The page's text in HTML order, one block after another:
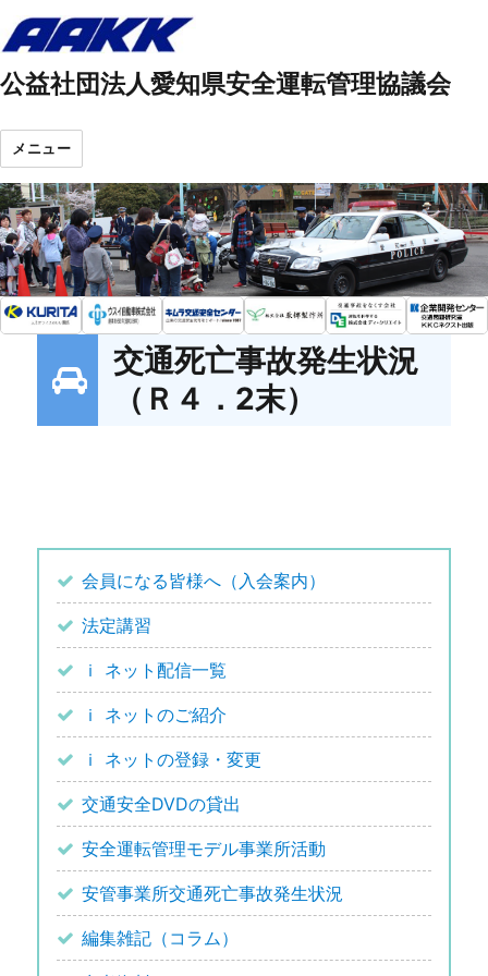
公益社団法人愛知県安全運転管理協議会
メニュー
交通死亡事故発生状況
（Ｒ４．2末）
会員になる皆様へ（入会案内）
法定講習
ｉ ネット配信一覧
ｉ ネットのご紹介
ｉ ネットの登録・変更
交通安全DVDの貸出
安全運転管理モデル事業所活動
安管事業所交通死亡事故発生状況
編集雑記（コラム）